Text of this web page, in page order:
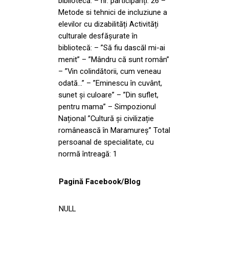
Metode si tehnici de incluziune a
elevilor cu dizabilități Activități
culturale desfășurate în
bibliotecă: – ”Să fiu dascăl mi-ai
menit” – ”Mândru că sunt român”
– ”Vin colindătorii, cum veneau
odată…” – ”Eminescu în cuvânt,
sunet și culoare” – ”Din suflet,
pentru mama” – Simpozionul
Național ”Cultură și civilizație
românească în Maramureș” Total
persoanal de specialitate, cu
normă întreagă: 1
Pagină Facebook/Blog
NULL